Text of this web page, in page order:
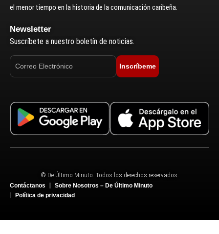
el menor tiempo en la historia de la comunicación caribeña.
Newsletter
Suscríbete a nuestro boletín de noticias.
Inscríbeme
© De Último Minuto. Todos los derechos reservados.
Contáctanos
Sobre Nosotros – De Último Minuto
Política de privacidad